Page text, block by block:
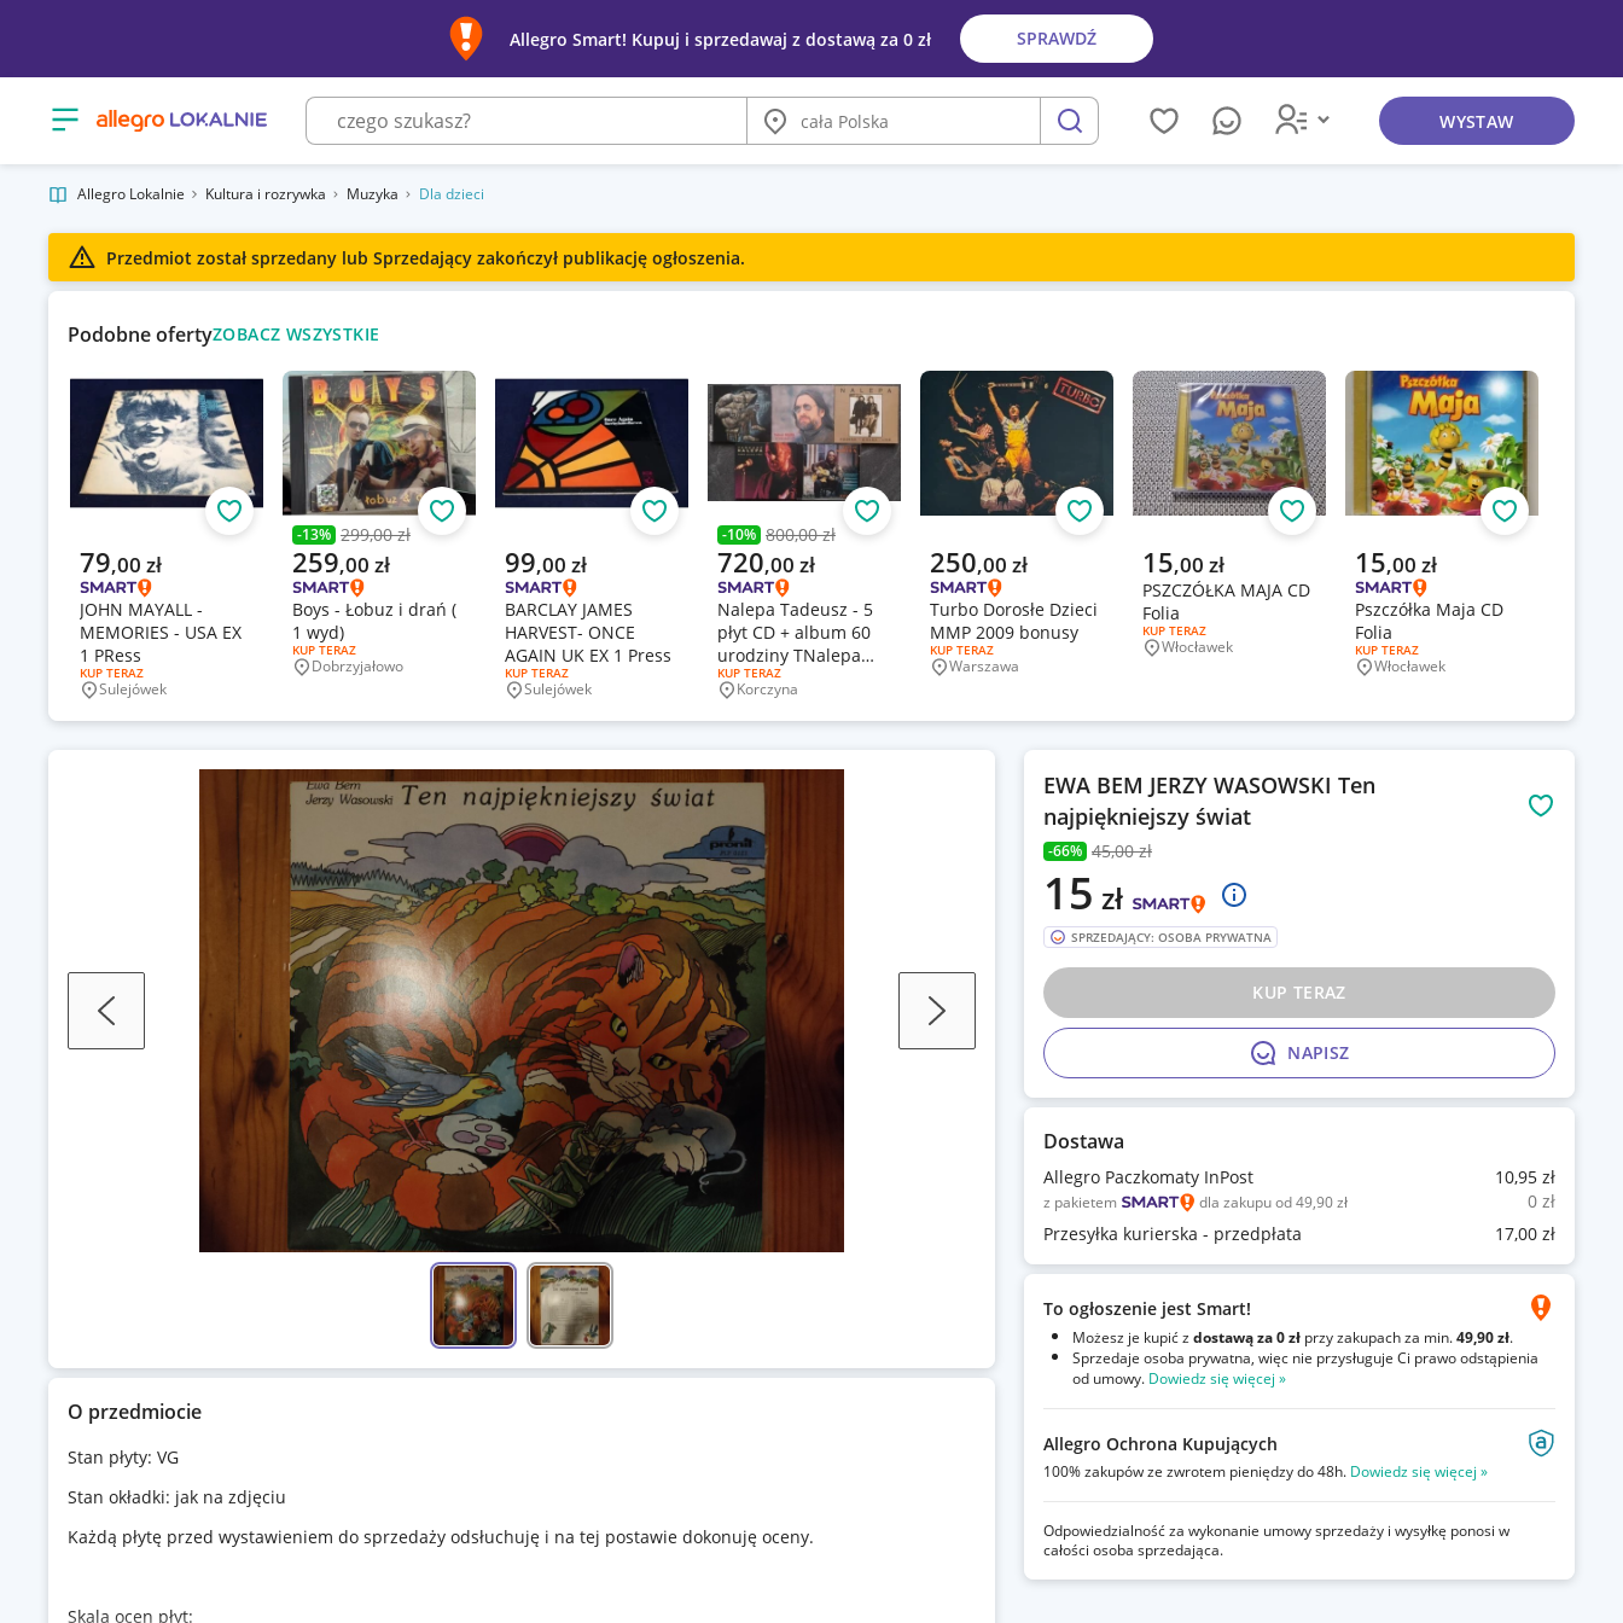
Allegro Smart! Kupuj i sprzedawaj z dostawą za 0 zł SPRAWDŹ
Otwórz menu z kategoriami
Miasto
szukaj
WYSTAW
Przedmiot został sprzedany lub Sprzedający zakończył publikację ogłoszenia.
Podobne ofertyZOBACZ WSZYSTKIE
Aktualna cena
79,00 zł
JOHN MAYALL -
MEMORIES - USA EX
1 PRess
RODZAJ OFERTY:
KUP TERAZ
Miejscowość
Sulejówek
Obserwuj
Poprzednia cena
-13% 299,00 zł
Aktualna cena
259,00 zł
Boys - Łobuz i drań (
1 wyd)
RODZAJ OFERTY:
KUP TERAZ
Miejscowość
Dobrzyjałowo
Obserwuj
Aktualna cena
99,00 zł
BARCLAY JAMES
HARVEST- ONCE
AGAIN UK EX 1 Press
RODZAJ OFERTY:
KUP TERAZ
Miejscowość
Sulejówek
Obserwuj
Poprzednia cena
-10% 800,00 zł
Aktualna cena
720,00 zł
Nalepa Tadeusz - 5
płyt CD + album 60
urodziny TNalepa
(CD + DVD)
RODZAJ OFERTY:
KUP TERAZ
Miejscowość
Korczyna
Obserwuj
Aktualna cena
250,00 zł
Turbo Dorosłe Dzieci
MMP 2009 bonusy
RODZAJ OFERTY:
KUP TERAZ
Miejscowość
Warszawa
Obserwuj
Aktualna cena
15,00 zł
PSZCZÓŁKA MAJA CD
Folia
RODZAJ OFERTY:
KUP TERAZ
Miejscowość
Włocławek
Obserwuj
Aktualna cena
15,00 zł
Pszczółka Maja CD
Folia
RODZAJ OFERTY:
KUP TERAZ
Miejscowość
Włocławek
Obserwuj
EWA BEM JERZY WASOWSKI Ten
najpiękniejszy świat
Obserwuj
-66% 45,00 zł
15 zł
SPRZEDAJĄCY: OSOBA PRYWATNA
NAPISZ
KUP TERAZ
Dostawa
Allegro Paczkomaty InPost 10,95 zł
z pakietem dla zakupu od 49,90 zł 0 zł
Przesyłka kurierska - przedpłata
17,00 zł
To ogłoszenie jest Smart!
Możesz je kupić zdostawą za 0 zł przy zakupach za min.49,90 zł.
Sprzedaje osoba prywatna, więc nie przysługuje Ci prawo odstąpienia
od umowy. Dowiedz się więcej »
Allegro Ochrona Kupujących
100% zakupów ze zwrotem pieniędzy do 48h. Dowiedz się więcej »
Odpowiedzialność za wykonanie umowy sprzedaży i wysyłkę ponosi w
całości osoba sprzedająca.
O przedmiocie
Stan płyty: VG
Stan okładki: jak na zdjęciu
Każdą płytę przed wystawieniem do sprzedaży odsłuchuję i na tej postawie dokonuję oceny.
Skala ocen płyt:
Allegro Lokalnie Kultura i rozrywka Muzyka Dla dzieci